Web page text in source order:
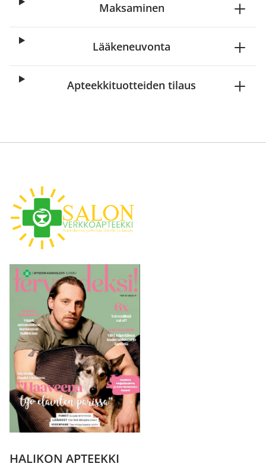
Maksaminen
Lääkeneuvonta
Apteekkituotteiden tilaus
HALIKON APTEEKKI